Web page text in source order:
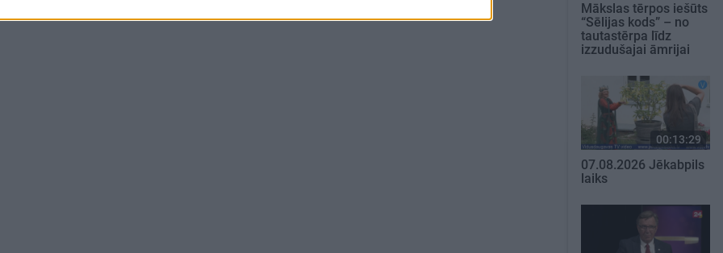
Mākslas tērpos iešūts
“Sēlijas kods” – no
tautastērpa līdz
izzudušajai āmrijai
00:13:29
07.08.2026 Jēkabpils
laiks